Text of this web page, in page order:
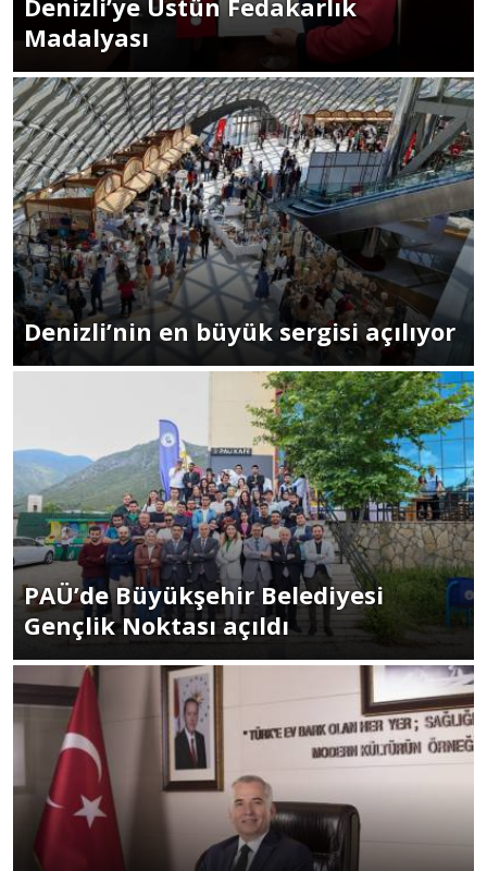
Denizli’ye Üstün Fedakarlık
Madalyası
Denizli’nin en büyük sergisi açılıyor
PAÜ’de Büyükşehir Belediyesi
Gençlik Noktası açıldı